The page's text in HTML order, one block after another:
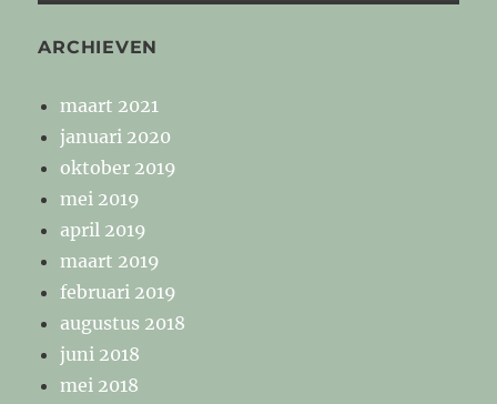
ARCHIEVEN
maart 2021
januari 2020
oktober 2019
mei 2019
april 2019
maart 2019
februari 2019
augustus 2018
juni 2018
mei 2018